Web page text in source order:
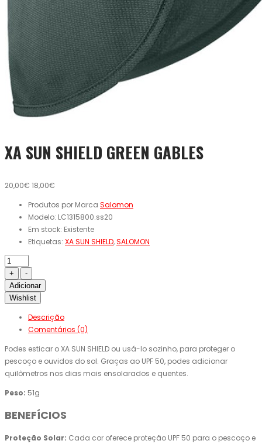
XA SUN SHIELD GREEN GABLES
20,00€ 18,00€
Produtos por Marca Salomon
Modelo: LC1315800.ss20
Em stock: Existente
Etiquetas: XA SUN SHIELD,SALOMON
Adicionar
Wishlist
Descrição
Comentários (0)
Podes esticar o XA SUN SHIELD ou usá-lo sozinho, para proteger o
pescoço e ouvidos do sol. Graças ao UPF 50, podes adicionar
quilômetros nos dias mais ensolarados e quentes.
Peso: 51g
BENEFÍCIOS
Proteção Solar: Cada cor oferece proteção UPF 50 para o pescoço e